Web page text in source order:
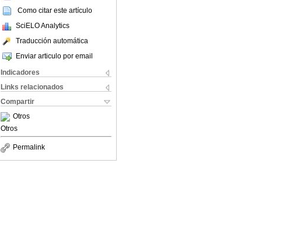
Como citar este artículo
SciELO Analytics
Traducción automática
Enviar articulo por email
Indicadores
Links relacionados
Compartir
Otros
Otros
Permalink